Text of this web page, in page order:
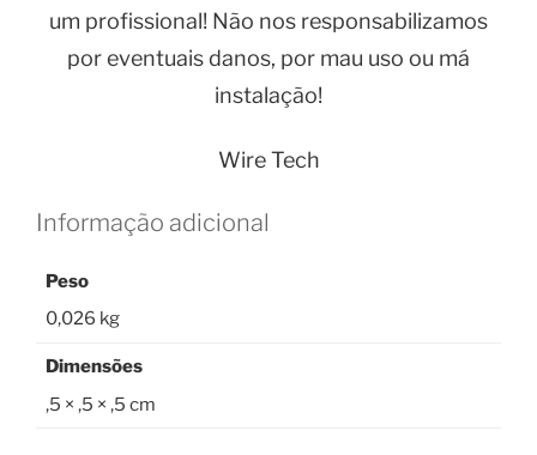
um profissional! Não nos responsabilizamos
por eventuais danos, por mau uso ou má
instalação!
Wire Tech
Informação adicional
Peso
0,026 kg
Dimensões
,5 × ,5 × ,5 cm